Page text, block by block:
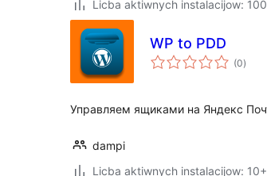
Licba aktiwnych instalacijow:
WP to PDD
(0total
ratings
)
Управляем ящиками на Яндекс
dampi
Licba aktiwnych instalacijow: 10+